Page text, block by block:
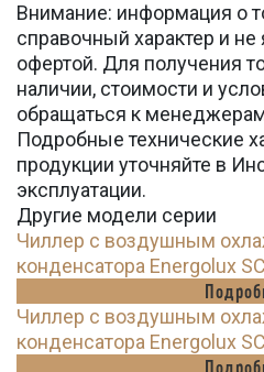
Внимание: информация о
справочный характер и
офертой. Для получения
наличии, стоимости и
обращаться к
Подробные технические
продукции уточняйте в
эксплуатации.
Другие модели серии
Чиллер с воздушным
конденсатора Energolux
Чиллер с воздушным
конденсатора Energolux